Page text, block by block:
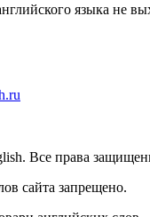
языка не
Все права
сайта запрещено.